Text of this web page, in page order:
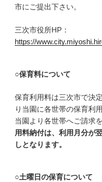
市にご提出下さい。
三次市役所HP：
https://
○保育料について
保育利用料は三次市で決
り当園に各世帯の保育利
当園より各世帯へご請求
用料納付は、利用月分が
しとなります。
○土曜日の保育について